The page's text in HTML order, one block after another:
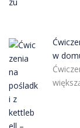
w